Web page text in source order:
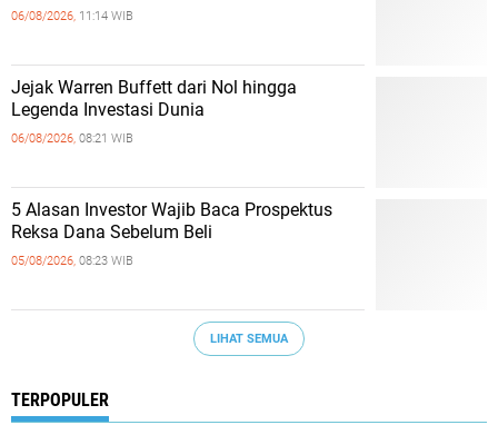
06/08/2026, 11:14 WIB
Jejak Warren Buffett dari Nol hingga
Legenda Investasi Dunia
06/08/2026, 08:21 WIB
5 Alasan Investor Wajib Baca Prospektus
Reksa Dana Sebelum Beli
05/08/2026, 08:23 WIB
LIHAT SEMUA
TERPOPULER